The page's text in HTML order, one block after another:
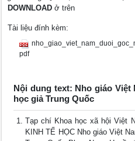
DOWNLOAD ở trên
Tài liệu đính kèm:
pdf
Nội dung text: Nho giáo
học giả Trung Quốc
Tạp chí Khoa học xã hội Việt
KINH TẾ HỌC Nho giáo Việt